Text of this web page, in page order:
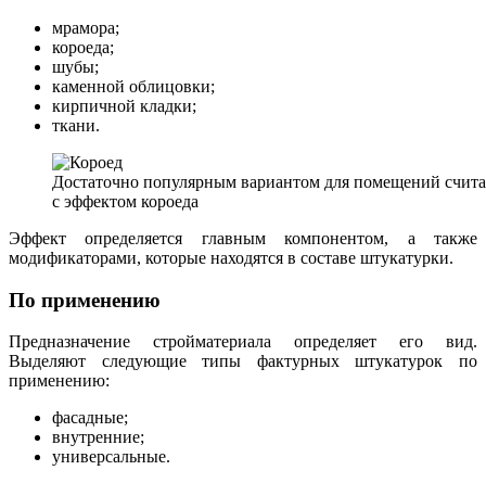
мрамора;
короеда;
шубы;
каменной облицовки;
кирпичной кладки;
ткани.
Достаточно популярным вариантом для помещений
с эффектом короеда
Эффект определяется главным компонентом, а также
модификаторами, которые находятся в составе штукатурки.
По применению
Предназначение стройматериала определяет его вид.
Выделяют следующие типы фактурных штукатурок по
применению:
фасадные;
внутренние;
универсальные.